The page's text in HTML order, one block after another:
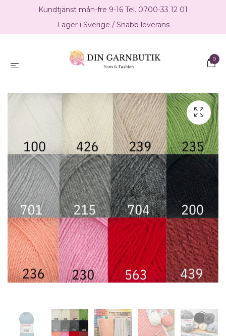
Kundtjänst mån-fre 9-16 Tel. 0700-33 12 01
Lager i Sverige / Snabb leverans
0